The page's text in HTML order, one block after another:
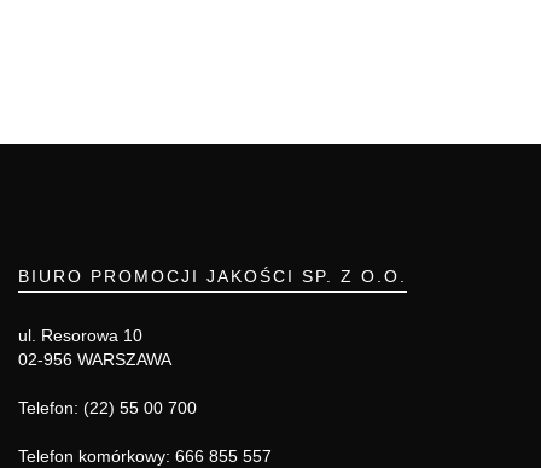
BIURO PROMOCJI JAKOŚCI SP. Z O.O.
ul. Resorowa 10
02-956 WARSZAWA
Telefon: (22) 55 00 700
Telefon komórkowy: 666 855 557